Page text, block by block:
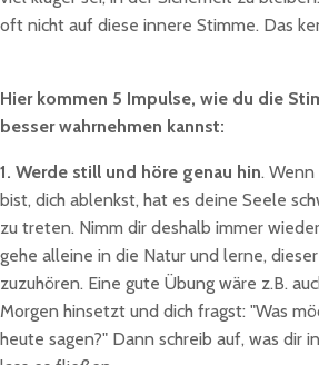
oft nicht auf diese innere Stimme. Das
Hier kommen 5 Impulse, wie du die
besser wahrnehmen kannst:
1. Werde still und höre genau hin.
bist, dich ablenkst, hat es deine Seele
zu treten. Nimm dir deshalb immer
gehe alleine in die Natur und lerne,
zuzuhören. Eine gute Übung wäre z.B.
Morgen hinsetzt und dich fragst: "Was
heute sagen?" Dann schreib auf, was dir